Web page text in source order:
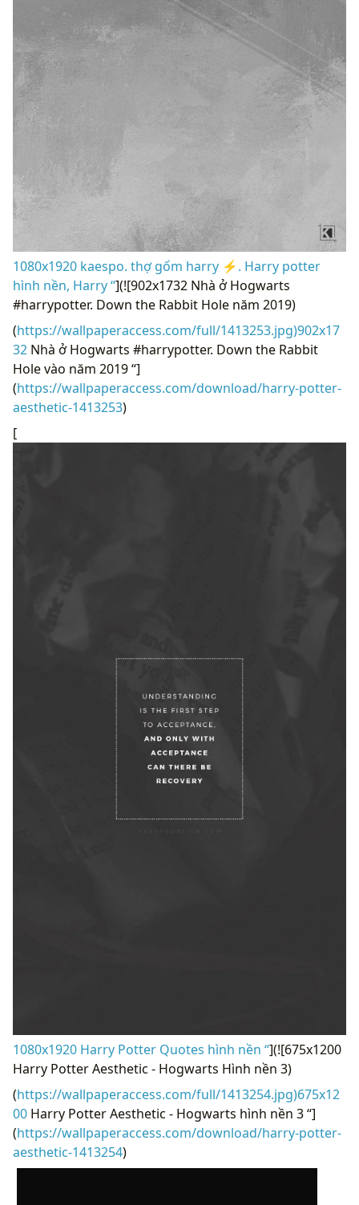
1080x1920 kaespo. thợ gốm harry ⚡️. Harry potter
hình nền, Harry “](![902x1732 Nhà ở Hogwarts
#harrypotter. Down the Rabbit Hole năm 2019)
(https://wallpaperaccess.com/full/1413253.jpg)902x17
32 Nhà ở Hogwarts #harrypotter. Down the Rabbit
Hole vào năm 2019 “]
(https://wallpaperaccess.com/download/harry-potter-
aesthetic-1413253)
[
1080x1920 Harry Potter Quotes hình nền “](![675x1200
Harry Potter Aesthetic - Hogwarts Hình nền 3)
(https://wallpaperaccess.com/full/1413254.jpg)675x12
00 Harry Potter Aesthetic - Hogwarts hình nền 3 “]
(https://wallpaperaccess.com/download/harry-potter-
aesthetic-1413254)